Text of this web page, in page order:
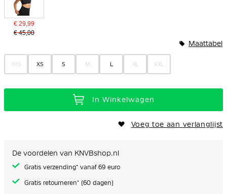
€ 29,99
€ 45,00
XXS XS S M L XL XXL
Maattabel
In Winkelwagen
Voeg toe aan verlanglijst
De voordelen van KNVBshop.nl
Gratis verzending* vanaf 69 euro
Gratis retourneren* (60 dagen)